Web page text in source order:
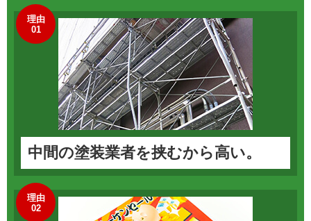
理由
01
中間の塗装業者を挟むから高い。
理由
02